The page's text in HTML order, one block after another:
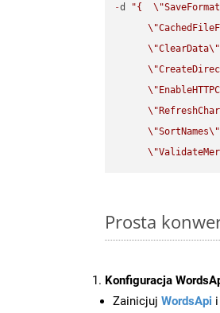
-d "{ \"SaveFormat
\"
\"ClearData\"
\"
\"
\"
\"SortNames\"
\"
Prosta
Konfiguracja
Zainicjuj WordsApi i